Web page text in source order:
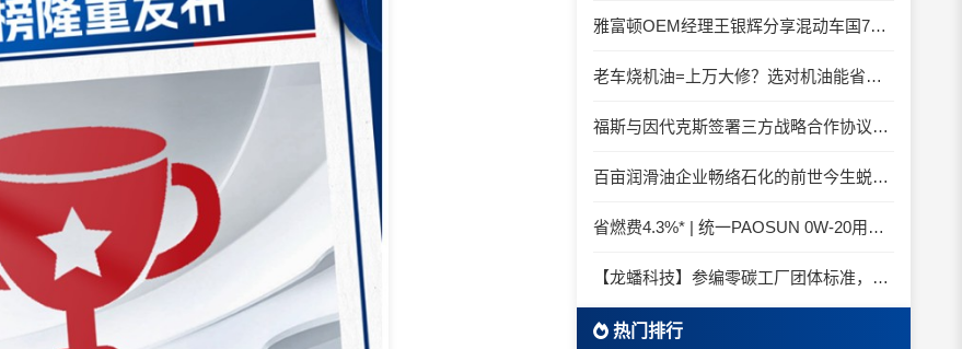
雅富顿OEM经理王银辉分享混动车国7后处理系统的润滑油要求
老车烧机油=上万大修？选对机油能省大钱！
福斯与因代克斯签署三方战略合作协议，覆盖全系列机床
百亩润滑油企业畅络石化的前世今生蜕变之路
省燃费4.3%* | 统一PAOSUN 0W-20用认证和标准说话
【龙蟠科技】参编零碳工厂团体标准，龙蟠科技以绿色智造锚定零碳未来
热门排行